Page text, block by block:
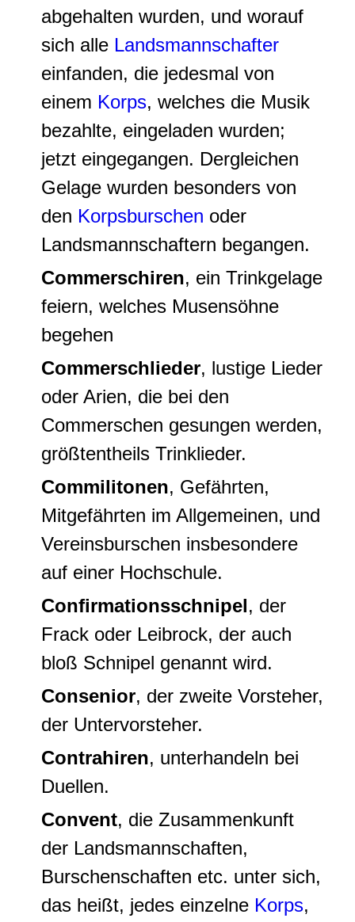
abgehalten wurden, und worauf
sich alle Landsmannschafter
einfanden, die jedesmal von
einem Korps, welches die Musik
bezahlte, eingeladen wurden;
jetzt eingegangen. Dergleichen
Gelage wurden besonders von
den Korpsburschen oder
Landsmannschaftern begangen.
Commerschiren, ein Trinkgelage
feiern, welches Musensöhne
begehen
Commerschlieder, lustige Lieder
oder Arien, die bei den
Commerschen gesungen werden,
größtentheils Trinklieder.
Commilitonen, Gefährten,
Mitgefährten im Allgemeinen, und
Vereinsburschen insbesondere
auf einer Hochschule.
Confirmationsschnipel, der
Frack oder Leibrock, der auch
bloß Schnipel genannt wird.
Consenior, der zweite Vorsteher,
der Untervorsteher.
Contrahiren, unterhandeln bei
Duellen.
Convent, die Zusammenkunft
der Landsmannschaften,
Burschenschaften etc. unter sich,
das heißt, jedes einzelne Korps,